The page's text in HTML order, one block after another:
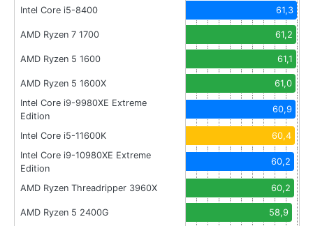
Intel Core i5-8400 61,3
AMD Ryzen 7 1700 61,2
AMD Ryzen 5 1600 61,1
AMD Ryzen 5 1600X
61,0
Intel Core i9-9980XE Extreme
Edition
60,9
Intel Core i5-11600K
60,4
Intel Core i9-10980XE Extreme
Edition
60,2
AMD Ryzen Threadripper 3960X 60,2
AMD Ryzen 5 2400G 58,9